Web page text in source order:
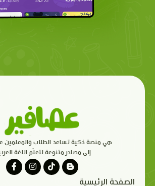
هي منصة ذكية تساعد الطلاب والمعلمين
إلى مصادر متنوعة لتعلّم اللغة
الصفحة الرئيسية